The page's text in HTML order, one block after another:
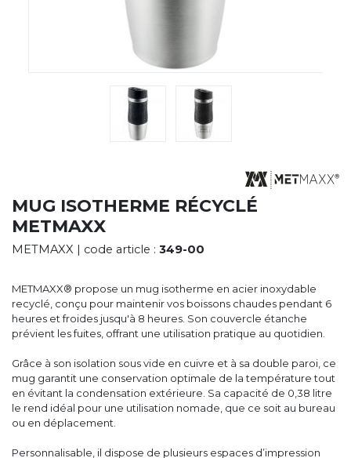
ROADSHOWS, FORUM DES EXPERTS
MARQUES & CERTIFICATS
TECHNIQUES MARQUAGE
MUG ISOTHERME RÉCYCLÉ
METMAXX
METMAXX | code article : 349-00
METMAXX® propose un mug isotherme en acier inoxydable
recyclé, conçu pour maintenir vos boissons chaudes pendant 6
heures et froides jusqu'à 8 heures. Son couvercle étanche
prévient les fuites, offrant une utilisation pratique au quotidien.
Grâce à son isolation sous vide en cuivre et à sa double paroi, ce
mug garantit une conservation optimale de la température tout
en évitant la condensation extérieure. Sa capacité de 0,38 litre
le rend idéal pour une utilisation nomade, que ce soit au bureau
ou en déplacement.
Personnalisable, il dispose de plusieurs espaces d’impression